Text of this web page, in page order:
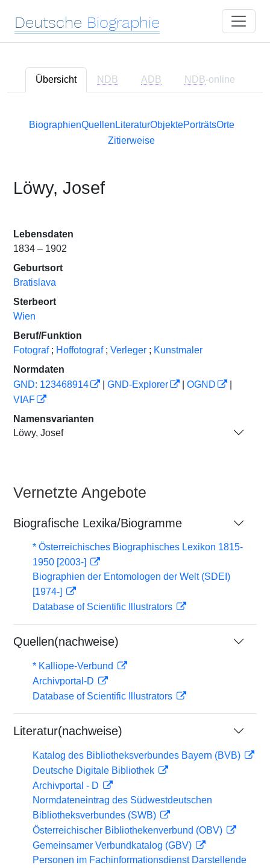
Deutsche Biographie
Übersicht NDB ADB NDB-online
BiographienQuellen LiteraturObjektePorträtsOrte
Zitierweise
Löwy, Josef
Lebensdaten
1834 – 1902
Geburtsort
Bratislava
Sterbeort
Wien
Beruf/Funktion
Fotograf ; Hoffotograf ; Verleger ; Kunstmaler
Normdaten
GND: 123468914
GND-Explorer OGND
VIAF
Namensvarianten
Löwy, Josef
Vernetzte Angebote
Biografische Lexika/Biogramme
* Österreichisches Biographisches Lexikon 1815-
1950 [2003-]
Biographien der Entomologen der Welt (SDEI)
[1974-]
Database of Scientific Illustrators
Quellen(nachweise)
* Kalliope-Verbund
Archivportal-D
Database of Scientific Illustrators
Literatur(nachweise)
Katalog des Bibliotheksverbundes Bayern (BVB)
Deutsche Digitale Bibliothek
Archivportal - D
Normdateneintrag des Südwestdeutschen
Bibliotheksverbundes (SWB)
Österreichischer Bibliothekenverbund (OBV)
Gemeinsamer Verbundkatalog (GBV)
Personen im Fachinformationsdienst Darstellende